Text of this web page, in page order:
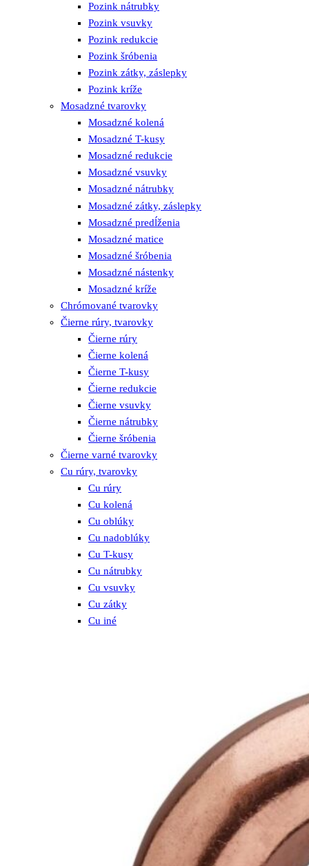
Pozink nátrubky
Pozink vsuvky
Pozink redukcie
Pozink šróbenia
Pozink zátky, záslepky
Pozink kríže
Mosadzné tvarovky
Mosadzné kolená
Mosadzné T-kusy
Mosadzné redukcie
Mosadzné vsuvky
Mosadzné nátrubky
Mosadzné zátky, záslepky
Mosadzné predĺženia
Mosadzné matice
Mosadzné šróbenia
Mosadzné nástenky
Mosadzné kríže
Chrómované tvarovky
Čierne rúry, tvarovky
Čierne rúry
Čierne kolená
Čierne T-kusy
Čierne redukcie
Čierne vsuvky
Čierne nátrubky
Čierne šróbenia
Čierne varné tvarovky
Cu rúry, tvarovky
Cu rúry
Cu kolená
Cu oblúky
Cu nadoblúky
Cu T-kusy
Cu nátrubky
Cu vsuvky
Cu zátky
Cu iné